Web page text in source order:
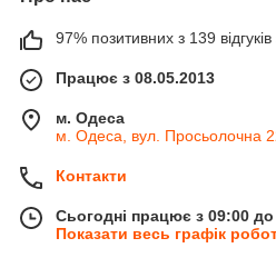
97% позитивних з 139 відгуків
Працює з 08.05.2013
м. Одеса
м. Одеса, вул. Просьолочна
Контакти
Сьогодні працює з 09:00
Показати весь графік